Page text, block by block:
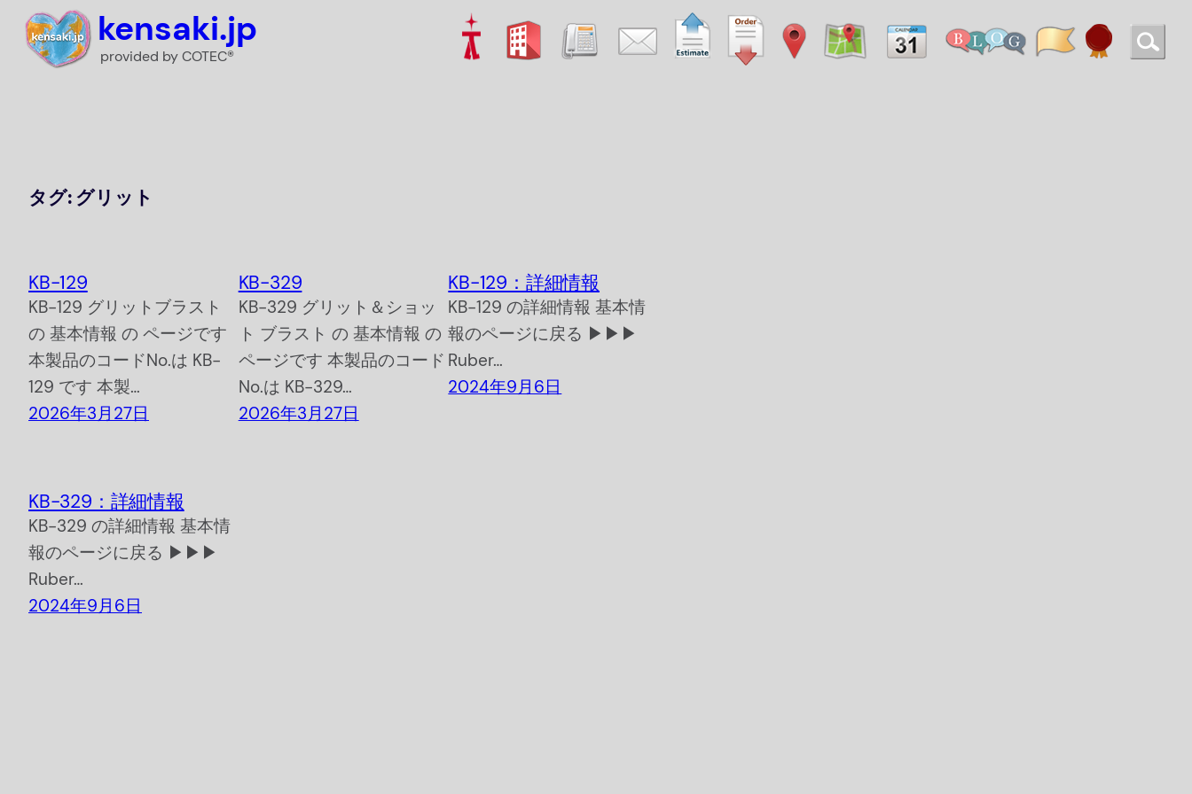
kensaki.jp
provided by COTEC®
タグ:グリット
KB-129
KB-129 グリットブラスト
の 基本情報 の ページです
本製品のコードNo.は KB-
129 です 本製…
2026年3月27日
KB-329
KB-329 グリット＆ショッ
ト ブラスト の 基本情報 の
ページです 本製品のコード
No.は KB-329…
2026年3月27日
KB-129：詳細情報
KB-129 の詳細情報 基本情
報のページに戻る ▶▶▶
Ruber…
2024年9月6日
KB-329：詳細情報
KB-329 の詳細情報 基本情
報のページに戻る ▶▶▶
Ruber…
2024年9月6日